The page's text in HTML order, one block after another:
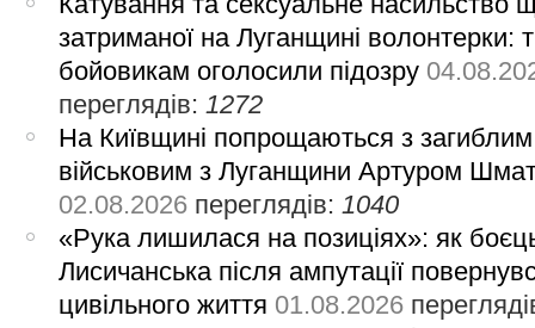
затриманої на Луганщині волонтерки:
бойовикам оголосили підозру
переглядів:1272
На Київщині попрощаються з загиблим
військовим з Луганщини Артуром
02.08.2026 переглядів:1040
«Рука лишилася на позиціях»: як
Лисичанська після ампутації
цивільного життя 01.08.2026